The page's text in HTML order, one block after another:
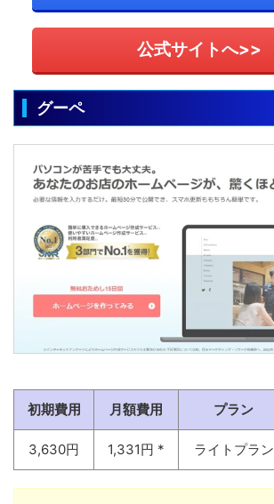
公式サイトへ>>
グーペ
初期費用 月額費用 プラン
3,630円 1,331円 * ライトプラン